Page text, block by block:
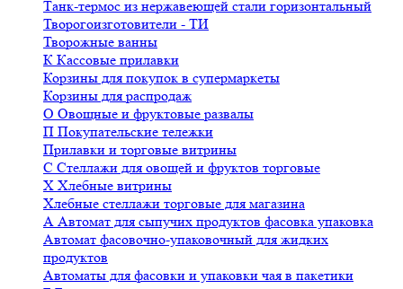
Танк-термос из нержавеющей стали горизонтальный
Творогоизготовители - ТИ
Творожные ванны
К Кассовые прилавки
Корзины для покупок в супермаркеты
Корзины для распродаж
О Овощные и фруктовые развалы
П Покупательские тележки
Прилавки и торговые витрины
С Стеллажи для овощей и фруктов торговые
Х Хлебные витрины
Хлебные стеллажи торговые для магазина
А Автомат для сыпучих продуктов фасовка упаковка
Автомат фасовочно-упаковочный для жидких
продуктов
Автоматы для фасовки и упаковки чая в пакетики